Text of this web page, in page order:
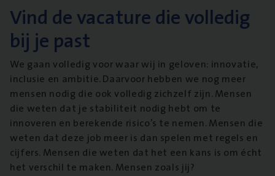
Vind de vacature die volledig
bij je past
We gaan volledig voor waar wij in geloven: innovatie,
inclusie en ambitie. Daarvoor hebben we nog meer
mensen nodig die ook volledig zichzelf zijn. Mensen
die weten dat je stabiliteit nodig hebt om te
innoveren en berekende risico’s te nemen. Mensen die
weten dat deze job meer is dan spelen met regels en
cijfers. Mensen die weten dat het een kans is om écht
het verschil te maken. Mensen zoals jij?